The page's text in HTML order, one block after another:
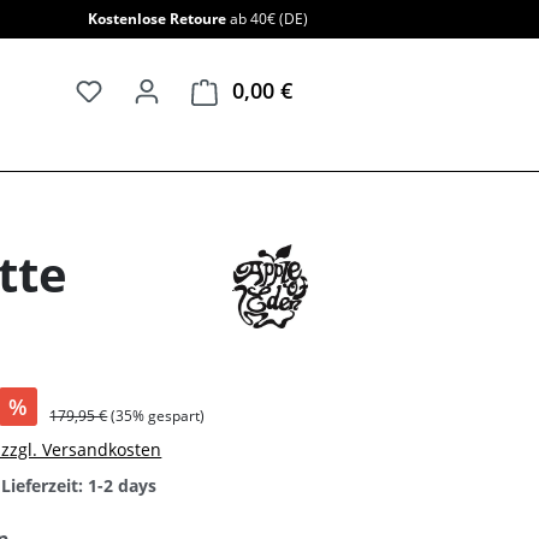
Kostenlose Retoureab 40€ (DE)
0,00 €Warenkorb enthält 0
% 179,95 €(35% gespart)
Versandkosten
1-2 days